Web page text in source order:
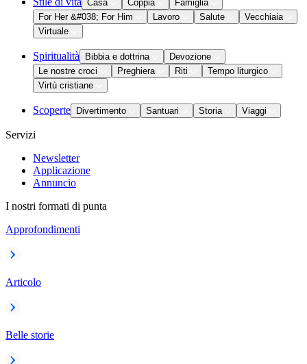
Casa Coppia
Famiglia
For Her &#038; For Him
Lavoro Salute
Vecchiaia
Virtuale
Spiritualità Bibbia e dottrina
Devozione
Le nostre croci
Preghiera Riti
Tempo liturgico
Virtù cristiane
Scoperte Divertimento Santuari Storia Viaggi
Servizi
Newsletter
Applicazione
Annuncio
I nostri formati di punta
Approfondimenti
Articolo
Belle storie